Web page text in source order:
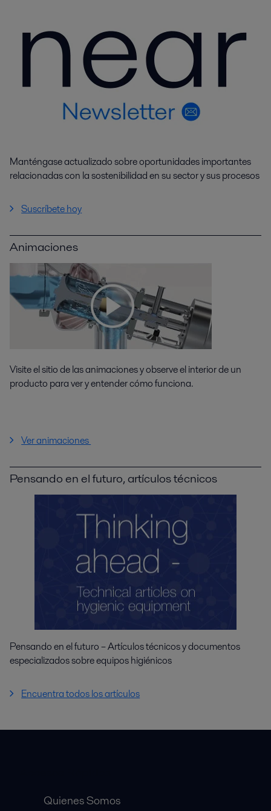
Manténgase actualizado sobre oportunidades importantes
relacionadas con la sostenibilidad en su sector y sus procesos
Suscríbete hoy
Animaciones
Visite el sitio de las animaciones y observe el interior de un
producto para ver y entender cómo funciona.
Ver animaciones
Pensando en el futuro, artículos técnicos
Pensando en el futuro – Artículos técnicos y documentos
especializados sobre equipos higiénicos
Encuentra todos los artículos
Quienes Somos